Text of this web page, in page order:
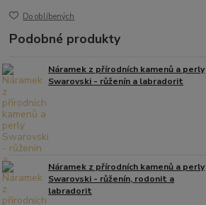
Do oblíbených
Podobné produkty
Náramek z přírodních kamenů a perly
Swarovski - růženín a labradorit
Náramek z přírodních kamenů a perly
Swarovski - růženín, rodonit a
labradorit